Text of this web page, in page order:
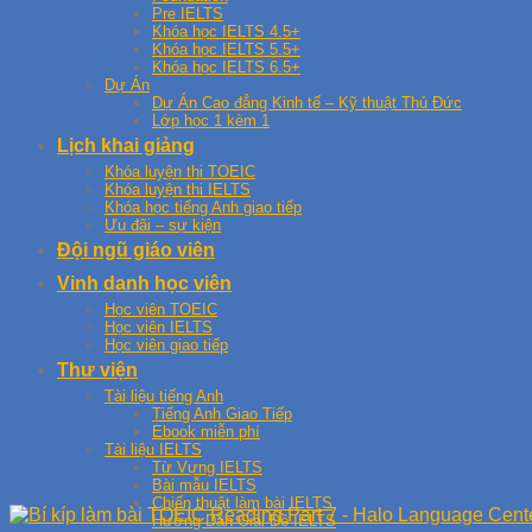
Pre IELTS
Khóa học IELTS 4.5+
Khóa học IELTS 5.5+
Khóa học IELTS 6.5+
Dự Án
Dự Án Cao đẳng Kinh tế – Kỹ thuật Thủ Đức
Lớp học 1 kèm 1
Lịch khai giảng
Khóa luyện thi TOEIC
Khóa luyện thi IELTS
Khóa học tiếng Anh giao tiếp
Ưu đãi – sự kiện
Đội ngũ giáo viên
Vinh danh học viên
Học viên TOEIC
Học viên IELTS
Học viên giao tiếp
Thư viện
Tài liệu tiếng Anh
Tiếng Anh Giao Tiếp
Ebook miễn phí
Tài liệu IELTS
Từ Vựng IELTS
Bài mẫu IELTS
Chiến thuật làm bài IELTS
Hướng Dẫn Giải Đề IELTS